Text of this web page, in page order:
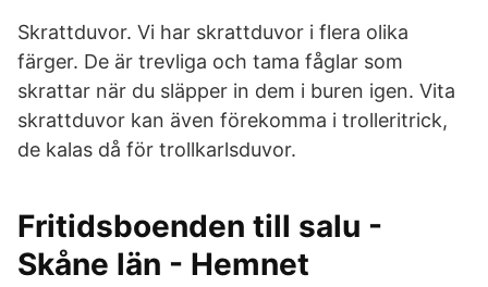
Skrattduvor. Vi har skrattduvor i flera olika
färger. De är trevliga och tama fåglar som
skrattar när du släpper in dem i buren igen. Vita
skrattduvor kan även förekomma i trolleritrick,
de kalas då för trollkarlsduvor.
Fritidsboenden till salu -
Skåne län - Hemnet